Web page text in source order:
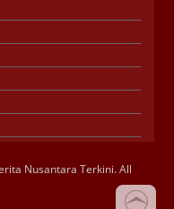
Nusantara Terkini. All